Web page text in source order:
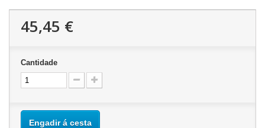
45,45 €
Cantidade
Engadir á cesta